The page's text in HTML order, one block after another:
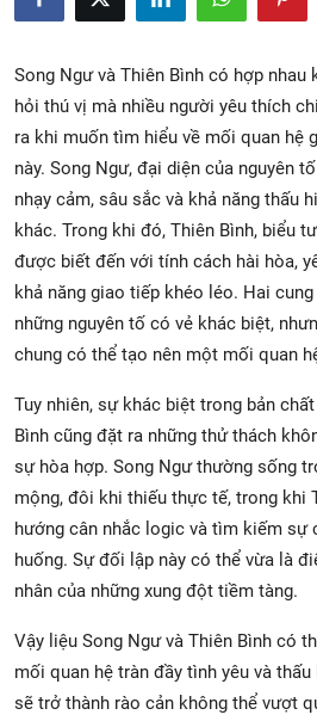
Song Ngư và Thiên Bình có hợp nhau
hỏi thú vị mà nhiều người yêu thích
ra khi muốn tìm hiểu về mối quan hệ
này. Song Ngư, đại diện của nguyên
nhạy cảm, sâu sắc và khả năng thấu
khác. Trong khi đó, Thiên Bình, biểu
được biết đến với tính cách hài hòa,
khả năng giao tiếp khéo léo. Hai
những nguyên tố có vẻ khác biệt,
chung có thể tạo nên một mối quan
Tuy nhiên, sự khác biệt trong bản
Bình cũng đặt ra những thử thách
sự hòa hợp. Song Ngư thường sống
mộng, đôi khi thiếu thực tế, trong khi
hướng cân nhắc logic và tìm kiếm sự
huống. Sự đối lập này có thể vừa là
nhân của những xung đột tiềm tàng.
Vậy liệu Song Ngư và Thiên Bình có
mối quan hệ tràn đầy tình yêu và
sẽ trở thành rào cản không thể vượt